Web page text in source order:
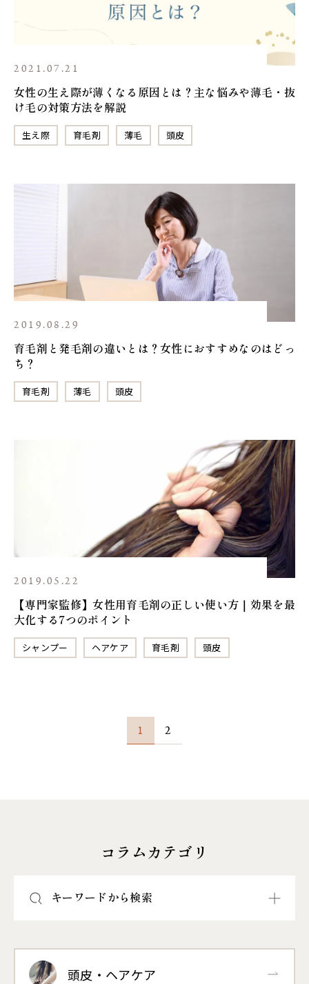
2021.07.21
女性の生え際が薄くなる原因とは？主な悩みや薄毛・抜
け毛の対策方法を解説
生え際 育毛剤 薄毛 頭皮
2019.08.29
育毛剤と発毛剤の違いとは？女性におすすめなのはどっ
ち？
育毛剤 薄毛 頭皮
2019.05.22
【専門家監修】女性用育毛剤の正しい使い方｜効果を最
大化する7つのポイント
シャンプー ヘアケア 育毛剤 頭皮
1 2
コラムカテゴリ
キーワードから検索
頭皮・ヘアケア